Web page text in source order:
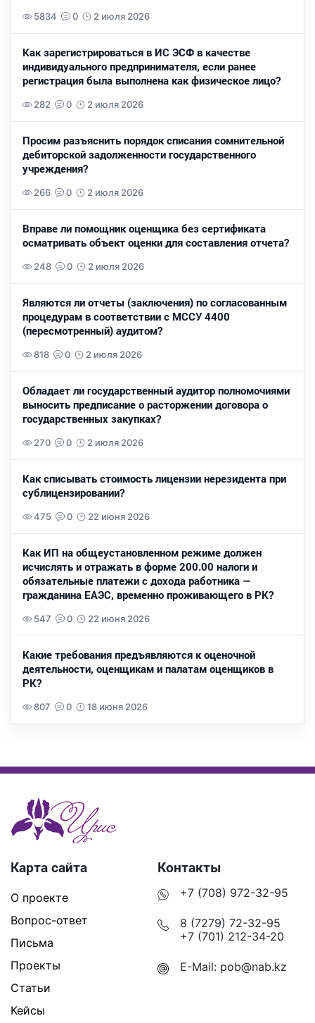
5834 0 2 июля 2026
Как зарегистрироваться в ИС ЭСФ в качестве
индивидуального предпринимателя, если ранее
регистрация была выполнена как физическое лицо?
282 0 2 июля 2026
Просим разъяснить порядок списания сомнительной
дебиторской задолженности государственного
учреждения?
266 0 2 июля 2026
Вправе ли помощник оценщика без сертификата
осматривать объект оценки для составления отчета?
248 0 2 июля 2026
Являются ли отчеты (заключения) по согласованным
процедурам в соответствии с МССУ 4400
(пересмотренный) аудитом?
818 0 2 июля 2026
Обладает ли государственный аудитор полномочиями
выносить предписание о расторжении договора о
государственных закупках?
270 0 2 июля 2026
Как списывать стоимость лицензии нерезидента при
сублицензировании?
475 0 22 июня 2026
Как ИП на общеустановленном режиме должен
исчислять и отражать в форме 200.00 налоги и
обязательные платежи с дохода работника —
гражданина ЕАЭС, временно проживающего в РК?
547 0 22 июня 2026
Какие требования предъявляются к оценочной
деятельности, оценщикам и палатам оценщиков в
РК?
807 0 18 июня 2026
Карта сайта
О проекте
Вопрос-ответ
Письма
Проекты
Статьи
Кейсы
Контакты
+7 (708) 972-32-95
8 (7279) 72-32-95
+7 (701) 212-34-20
E-Mail: pob@nab.kz